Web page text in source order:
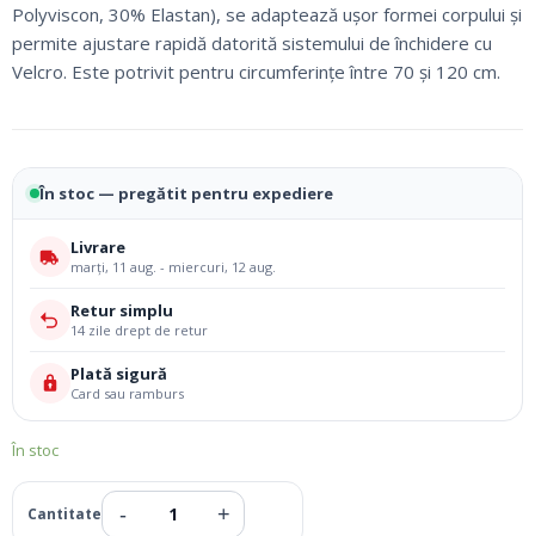
Polyviscon, 30% Elastan), se adaptează ușor formei corpului și
permite ajustare rapidă datorită sistemului de închidere cu
Velcro. Este potrivit pentru circumferințe între 70 și 120 cm.
În stoc — pregătit pentru expediere
Livrare
marți, 11 aug. - miercuri, 12 aug.
Retur simplu
14 zile drept de retur
Plată sigură
Card sau ramburs
În stoc